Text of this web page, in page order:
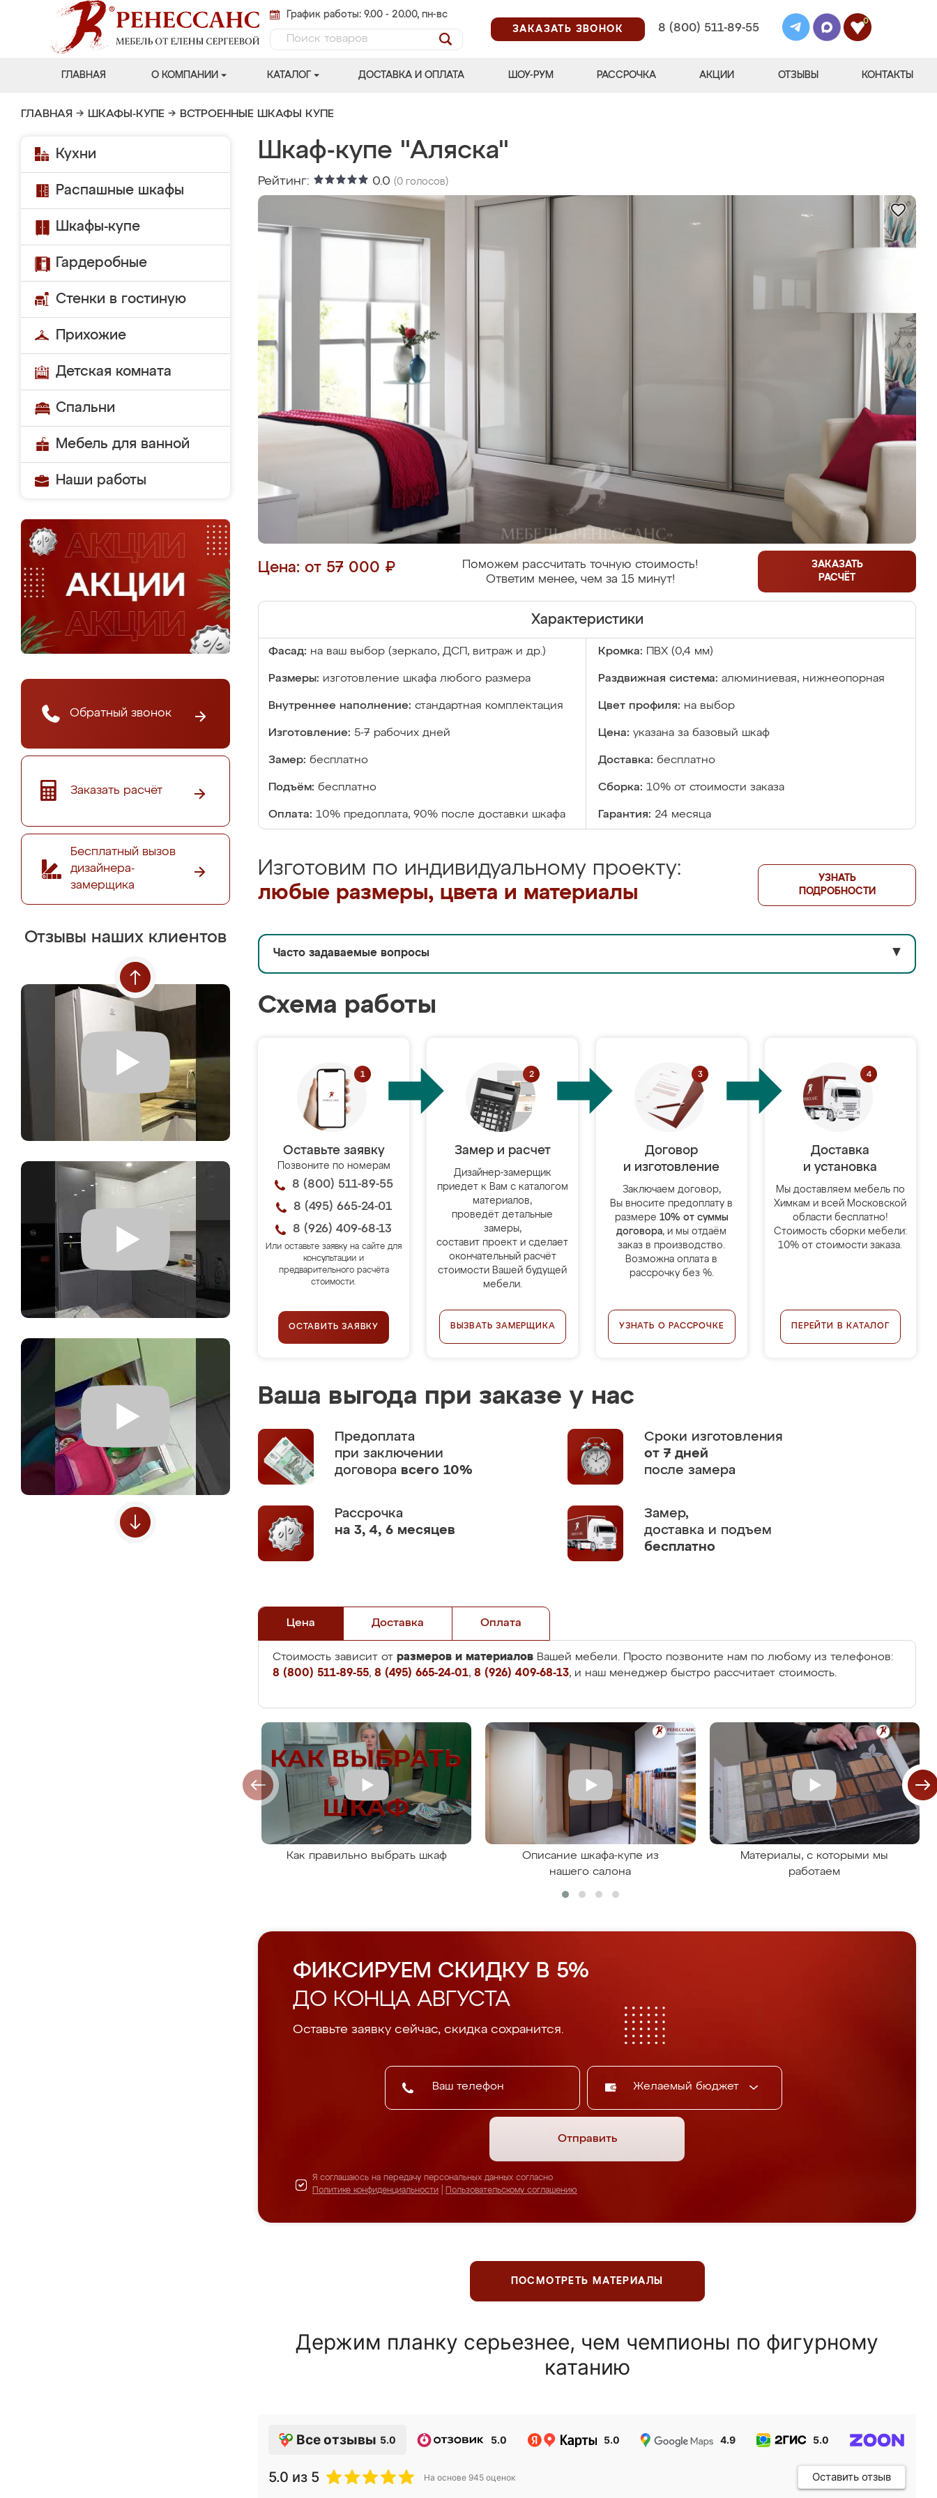
График работы: 9.00 - 20.00, пн-вс
ЗАКАЗАТЬ ЗВОНОК
8 (800) 511-89-55
0
ГЛАВНАЯ О КОМПАНИИ КАТАЛОГ ДОСТАВКА И ОПЛАТА ШОУ-РУМ РАССРОЧКА АКЦИИ ОТЗЫВЫ КОНТАКТЫ
ГЛАВНАЯ → ШКАФЫ-КУПЕ → ВСТРОЕННЫЕ ШКАФЫ КУПЕ
Кухни
Распашные шкафы
Шкафы-купе
Гардеробные
Стенки в гостиную
Прихожие
Детская комната
Спальни
Мебель для ванной
Наши работы
Обратный звонок
Заказать расчёт
Бесплатный вызов
дизайнера-
замерщика
Отзывы наших клиентов
Шкаф-купе "Аляска"
Рейтинг: 0.0 (0 голосов)
Цена: от 57 000 ₽
Поможем рассчитать точную стоимость!
Ответим менее, чем за 15 минут!
ЗАКАЗАТЬ
РАСЧЁТ
Характеристики
Фасад: на ваш выбор (зеркало, ДСП, витраж и др.) Кромка: ПВХ (0,4 мм)
Размеры: изготовление шкафа любого размера Раздвижная система: алюминиевая, нижнеопорная
Внутреннее наполнение: стандартная комплектация Цвет профиля: на выбор
Изготовление: 5-7 рабочих дней Цена: указана за базовый шкаф
Замер: бесплатно Доставка: бесплатно
Подъём: бесплатно Сборка: 10% от стоимости заказа
Оплата: 10% предоплата, 90% после доставки шкафа Гарантия: 24 месяца
Изготовим по индивидуальному проекту:
любые размеры, цвета и материалы
УЗНАТЬ
ПОДРОБНОСТИ
Часто задаваемые вопросы ▼
Схема работы
Оставьте заявку
Позвоните по номерам
8 (800) 511-89-55
8 (495) 665-24-01
8 (926) 409-68-13
Или оставьте заявку на сайте для
консультации и
предварительного расчёта
стоимости.
ОСТАВИТЬ ЗАЯВКУ
Замер и расчет
Дизайнер-замерщик
приедет к Вам с каталогом
материалов,
проведёт детальные
замеры,
составит проект и сделает
окончательный расчёт
стоимости Вашей будущей
мебели.
ВЫЗВАТЬ ЗАМЕРЩИКА
Договор
и изготовление
Заключаем договор,
Вы вносите предоплату в
размере 10% от суммы
договора, и мы отдаём
заказ в производство.
Возможна оплата в
рассрочку без %.
УЗНАТЬ О РАССРОЧКЕ
Доставка
и установка
Мы доставляем мебель по
Химкам и всей Московской
области бесплатно!
Стоимость сборки мебели:
10% от стоимости заказа.
ПЕРЕЙТИ В КАТАЛОГ
Ваша выгода при заказе у нас
Предоплата
при заключении
договора всего 10%
Сроки изготовления
от 7 дней
после замера
Рассрочка
на 3, 4, 6 месяцев
Замер,
доставка и подъем
бесплатно
Цена Доставка Оплата
Стоимость зависит от размеров и материалов Вашей мебели. Просто позвоните нам по любому из телефонов:
8 (800) 511-89-55, 8 (495) 665-24-01, 8 (926) 409-68-13, и наш менеджер быстро рассчитает стоимость.
Как правильно выбрать шкаф
Описание шкафа-купе из
нашего салона
Материалы, с которыми мы
работаем
ФИКСИРУЕМ СКИДКУ В 5%
ДО КОНЦА АВГУСТА
Оставьте заявку сейчас, скидка сохранится.
Желаемый бюджет
Отправить
Я соглашаюсь на передачу персональных данных согласно
Политике конфиденциальности
Пользовательскому соглашению
ПОСМОТРЕТЬ МАТЕРИАЛЫ
Держим планку серьезнее, чем чемпионы по фигурному
катанию
Все отзывы 5.0 5.0 5.0 4.9 5.0
5.0 из 5 На основе 945 оценок Оставить отзыв